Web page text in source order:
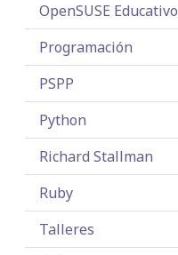
OpenSUSE Educativo
Programación
PSPP
Python
Richard Stallman
Ruby
Talleres